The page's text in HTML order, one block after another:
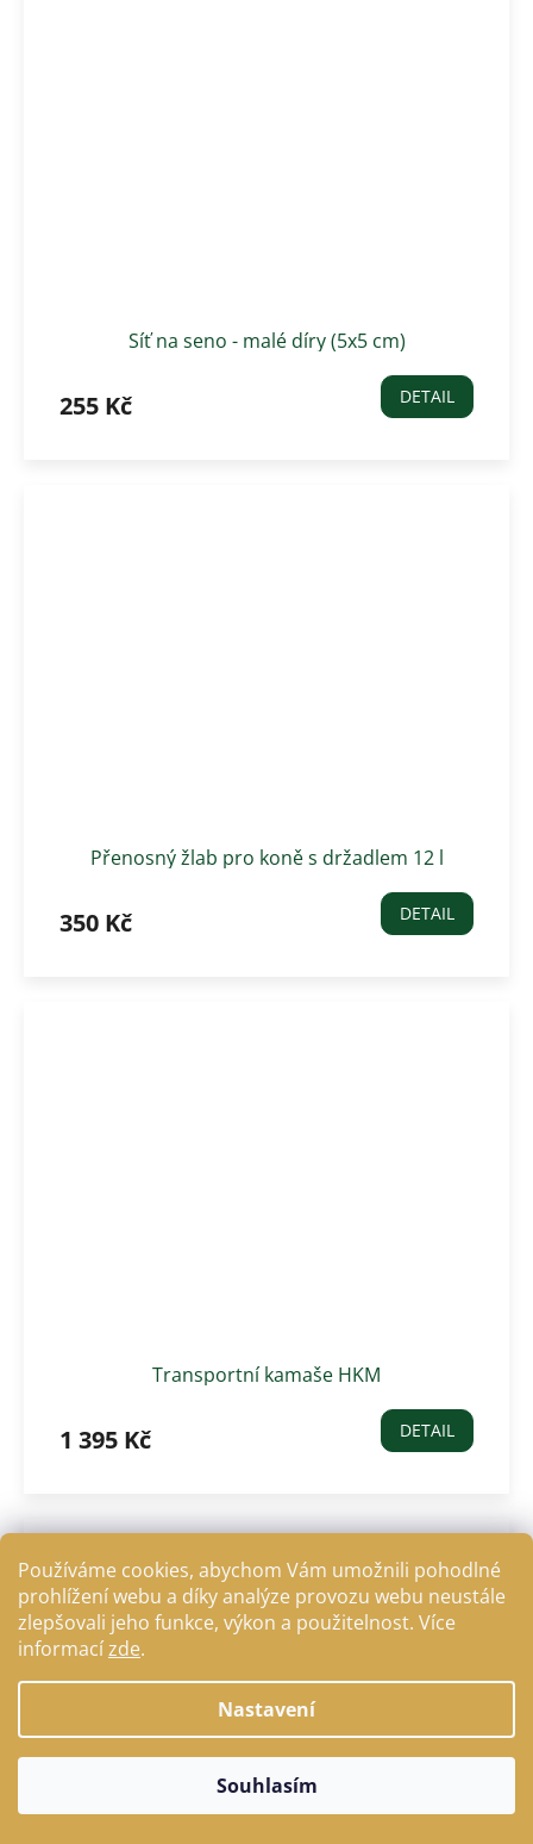
Používáme cookies, abychom Vám umožnili pohodlné
prohlížení webu a díky analýze provozu webu neustále
zlepšovali jeho funkce, výkon a použitelnost. Více
informacízde.
Nastavení
Souhlasím
Síť na seno - malé díry (5x5 cm)
255 Kč DETAIL
Přenosný žlab pro koně s držadlem 12 l
350 Kč DETAIL
Transportní kamaše HKM
1 395 Kč DETAIL